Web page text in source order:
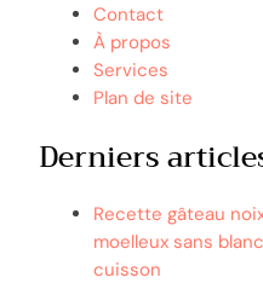
Contact
À propos
Services
Plan de site
Derniers
Recette gâteau
moelleux sans
cuisson